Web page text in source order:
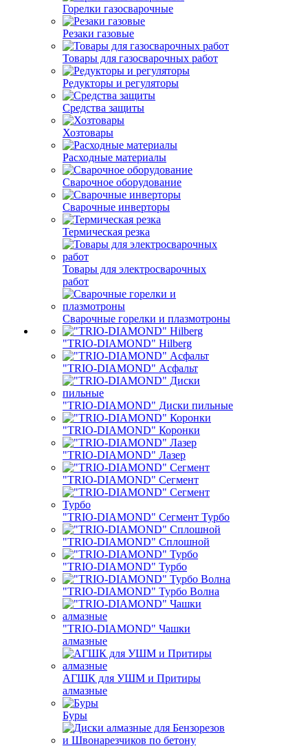
Горелки газосварочные
Резаки газовые
Товары для газосварочных работ
Редукторы и регуляторы
Средства защиты
Хозтовары
Расходные материалы
Сварочное оборудование
Сварочные инверторы
Термическая резка
Товары для электросварочных
работ
Сварочные горелки и плазмотроны
"TRIO-DIAMOND" Hilberg
"TRIO-DIAMOND" Асфальт
"TRIO-DIAMOND" Диски пильные
"TRIO-DIAMOND" Коронки
"TRIO-DIAMOND" Лазер
"TRIO-DIAMOND" Сегмент
"TRIO-DIAMOND" Сегмент Турбо
"TRIO-DIAMOND" Сплошной
"TRIO-DIAMOND" Турбо
"TRIO-DIAMOND" Турбо Волна
"TRIO-DIAMOND" Чашки
алмазные
АГШК для УШМ и Притиры
алмазные
Буры